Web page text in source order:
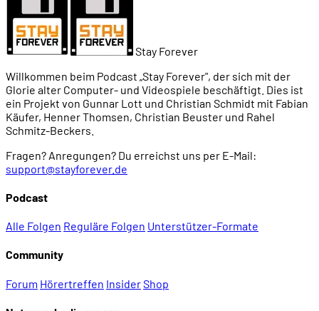
Stay Forever
Willkommen beim Podcast „Stay Forever", der sich mit der
Glorie alter Computer- und Videospiele beschäftigt. Dies ist
ein Projekt von Gunnar Lott und Christian Schmidt mit Fabian
Käufer, Henner Thomsen, Christian Beuster und Rahel
Schmitz-Beckers.
Fragen? Anregungen? Du erreichst uns per E-Mail:
support@stayforever.de
Podcast
Alle Folgen Reguläre Folgen Unterstützer-Formate
Community
Forum Hörertreffen InsiderShop